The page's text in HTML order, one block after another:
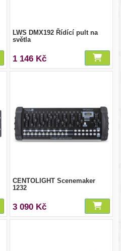
LWS DMX192 Řídící pult na
světla
1 146 Kč
CENTOLIGHT Scenemaker
1232
3 090 Kč